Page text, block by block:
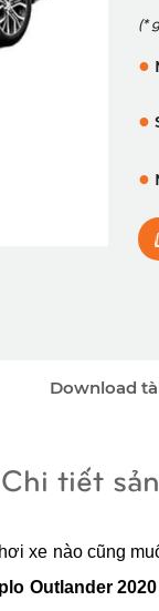
(*
●
●
●
Download
Chi tiết
xe nào cũng
Outlander 2020